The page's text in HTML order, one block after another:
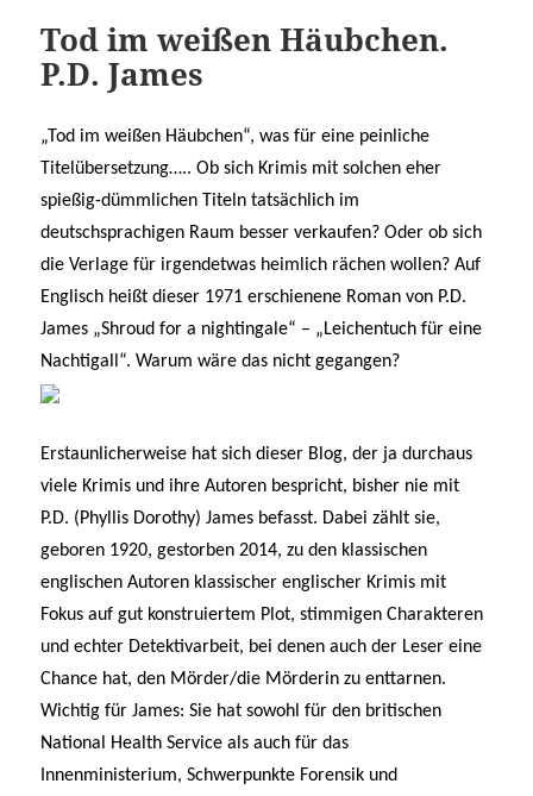
Tod im weißen Häubchen.
P.D. James
„Tod im weißen Häubchen“, was für eine peinliche
Titelübersetzung….. Ob sich Krimis mit solchen eher
spießig-dümmlichen Titeln tatsächlich im
deutschsprachigen Raum besser verkaufen? Oder ob sich
die Verlage für irgendetwas heimlich rächen wollen? Auf
Englisch heißt dieser 1971 erschienene Roman von P.D.
James „Shroud for a nightingale“ – „Leichentuch für eine
Nachtigall“. Warum wäre das nicht gegangen?
Erstaunlicherweise hat sich dieser Blog, der ja durchaus
viele Krimis und ihre Autoren bespricht, bisher nie mit
P.D. (Phyllis Dorothy) James befasst. Dabei zählt sie,
geboren 1920, gestorben 2014, zu den klassischen
englischen Autoren klassischer englischer Krimis mit
Fokus auf gut konstruiertem Plot, stimmigen Charakteren
und echter Detektivarbeit, bei denen auch der Leser eine
Chance hat, den Mörder/die Mörderin zu enttarnen.
Wichtig für James: Sie hat sowohl für den britischen
National Health Service als auch für das
Innenministerium, Schwerpunkte Forensik und